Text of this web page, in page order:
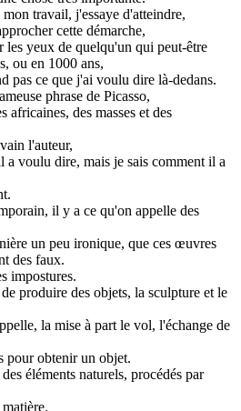
travail, j'essaye d'atteindre,
cette démarche,
les yeux de quelqu'un qui peut-être
ou en 1000 ans,
pas ce que j'ai voulu dire là-dedans.
phrase de Picasso,
africaines, des masses et des
l'auteur,
a voulu dire, mais je sais comment il a
il y a ce qu'on appelle des
un peu ironique, que ces œuvres
des faux.
impostures.
produire des objets, la sculpture et le
la mise à part le vol, l'échange de
pour obtenir un objet.
éléments naturels, procédés par